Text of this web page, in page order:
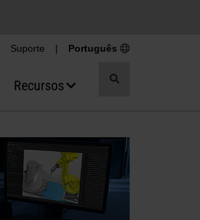
Suporte | Português
Recursos
Alternar